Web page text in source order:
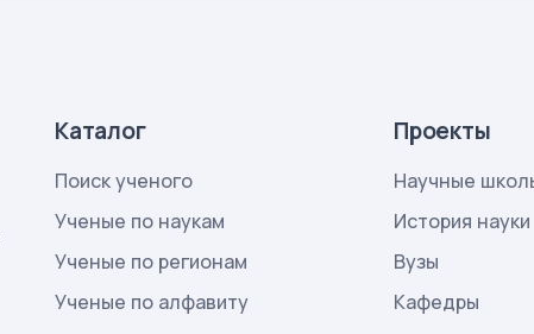
Каталог
Поиск ученого
Ученые по наукам
Ученые по регионам
Ученые по алфавиту
Проекты
Научные
История науки
Вузы
Кафедры